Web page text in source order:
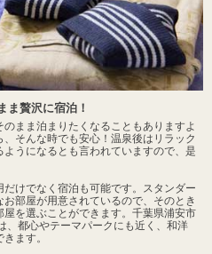
ま贅沢に宿泊！
まま泊まりたくなることもありますよ
そんな時でも安心！温泉後はリラック
うになるとも言われていますので、是
だけでなく宿泊も可能です。スタンダー
部屋が用意されているので、そのとき
を選ぶことができます。千葉県浦安市
、都心やテーマパークにも近く、和洋
ます。